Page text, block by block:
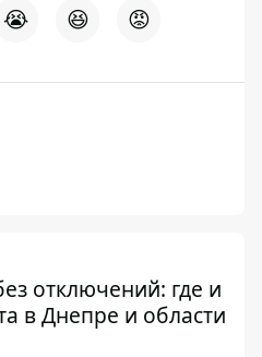
😭 😆 😡
отключений: где и
в Днепре и области